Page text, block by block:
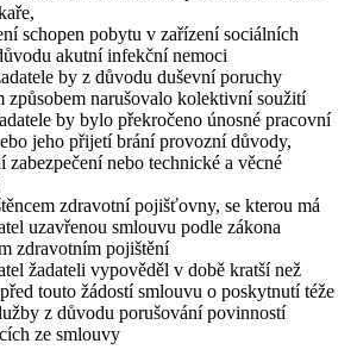
schopen pobytu v zařízení sociálních
akutní infekční nemoci
by z důvodu duševní poruchy
způsobem narušovalo kolektivní soužití
by bylo překročeno únosné pracovní
jeho přijetí brání provozní důvody,
zabezpečení nebo technické a věcné
zdravotní pojišťovny, se kterou má
uzavřenou smlouvu podle zákona
zdravotním pojištění
žadateli vypověděl v době kratší než
touto žádostí smlouvu o poskytnutí téže
z důvodu porušování povinností
ze smlouvy